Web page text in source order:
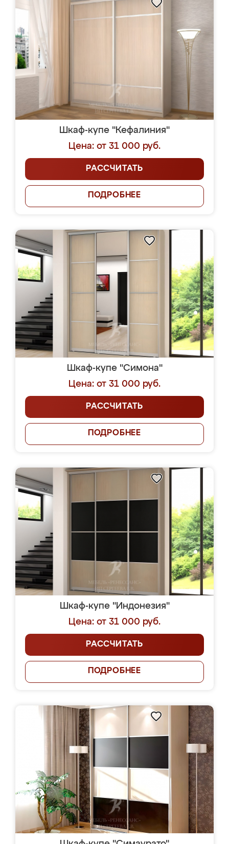
Шкаф-купе "Кефалиния"
Цена: от 31 000 руб.
РАССЧИТАТЬ
ПОДРОБНЕЕ
Шкаф-купе "Симона"
Цена: от 31 000 руб.
РАССЧИТАТЬ
ПОДРОБНЕЕ
Шкаф-купе "Индонезия"
Цена: от 31 000 руб.
РАССЧИТАТЬ
ПОДРОБНЕЕ